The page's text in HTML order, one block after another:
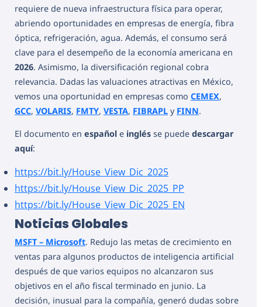
requiere de nueva infraestructura física para operar,
abriendo oportunidades en empresas de energía, fibra
óptica, refrigeración, agua. Además, el consumo será
clave para el desempeño de la economía americana en
2026. Asimismo, la diversificación regional cobra
relevancia. Dadas las valuaciones atractivas en México,
vemos una oportunidad en empresas como CEMEX,
GCC, VOLARIS, FMTY, VESTA, FIBRAPL y FINN.
El documento en español e inglés se puede descargar
aquí:
https://bit.ly/House_View_Dic_2025
https://bit.ly/House_View_Dic_2025_PP
https://bit.ly/House_View_Dic_2025_EN
Noticias Globales
MSFT – Microsoft. Redujo las metas de crecimiento en
ventas para algunos productos de inteligencia artificial
después de que varios equipos no alcanzaron sus
objetivos en el año fiscal terminado en junio. La
decisión, inusual para la compañía, generó dudas sobre